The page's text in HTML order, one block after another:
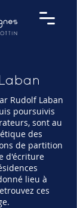
Rudolf Laban
poursuivis
sont au
des
de partition
d'écriture
lieu à
ces